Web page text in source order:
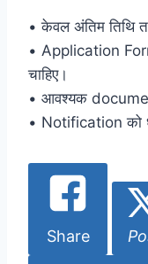
• केवल अंतिम तिथि
• Application
चाहिए।
• आवश्यक
• Notification को
Share